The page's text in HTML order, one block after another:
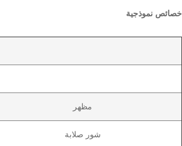
خصائص نموذجية
مظهر
شور صلابة